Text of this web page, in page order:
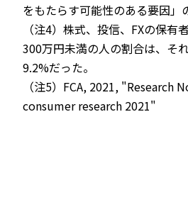
をもたらす可能性のある要因」
（注4）株式、投信、FXの保有
300万円未満の人の割合は、そ
9.2%だった。
（注5）FCA, 2021, "Research
consumer research 2021"